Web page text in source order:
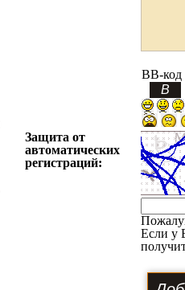
BB-код
Защита от
автоматических
регистраций:
Если у